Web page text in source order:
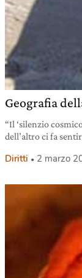
Geografia
“Il ‘silenzio
dell’altro ci fa
Diritti 2 marzo